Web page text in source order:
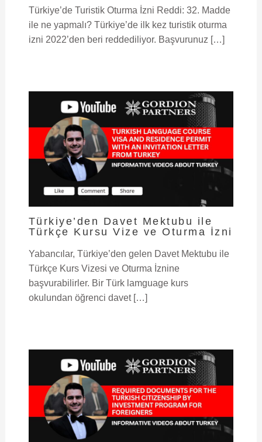
Türkiye’de Turistik Oturma İzni Reddi: 32. Madde
ile ne yapmalı? Türkiye’de ilk kez turistik oturma
izni 2022’den beri reddediliyor. Başvurunuz […]
Türkiye’den Davet Mektubu ile
Türkçe Kursu Vize ve Oturma İzni
Yabancılar, Türkiye’den gelen Davet Mektubu ile
Türkçe Kurs Vizesi ve Oturma İznine
başvurabilirler. Bir Türk lamguage kurs
okulundan öğrenci davet […]